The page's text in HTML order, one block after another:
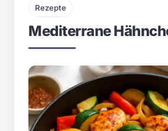
Rezepte
Mediterrane